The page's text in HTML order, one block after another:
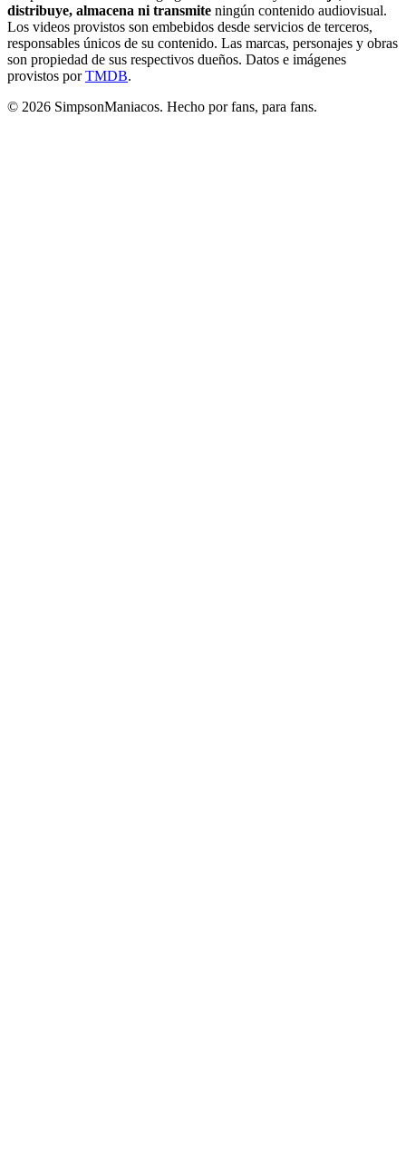
distribuye, almacena ni transmite ningún contenido audiovisual.
Los videos provistos son embebidos desde servicios de terceros,
responsables únicos de su contenido. Las marcas, personajes y obras
son propiedad de sus respectivos dueños. Datos e imágenes
provistos porTMDB.
© 2026 SimpsonManiacos. Hecho por fans, para fans.